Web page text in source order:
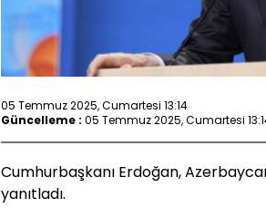
05 Temmuz 2025, Cumartesi 13:14
Güncelleme : 05 Temmuz 2025, Cumartesi
Cumhurbaşkanı Erdoğan,
yanıtladı.